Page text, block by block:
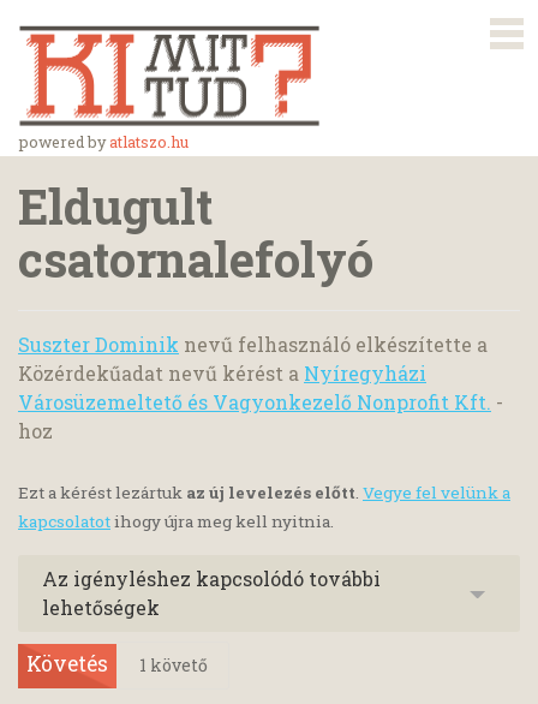
powered byatlatszo.hu
Eldugult
csatornalefolyó
Suszter Dominik nevű felhasználó elkészítette a
Közérdekűadat nevű kérést a Nyíregyházi
Városüzemeltető és Vagyonkezelő Nonprofit Kft. -
hoz
Ezt a kérést lezártuk az új levelezés előtt. Vegye fel velünk a
kapcsolatotihogy újra meg kell nyitnia.
Az igényléshez kapcsolódó további
lehetőségek
Követés 1 követő